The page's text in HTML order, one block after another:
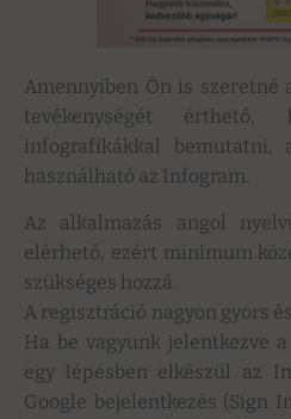
Amennyiben Ön is szeretné
tevékenységét érthető,
infografikákkal bemutatni,
használható az Infogram.
Az alkalmazás angol
elérhető, ezért minimum
szükséges hozzá.
A regisztráció nagyon gyors
Ha be vagyunk jelentkezve
egy lépésben elkészül az
Google bejelentkezés (Sign